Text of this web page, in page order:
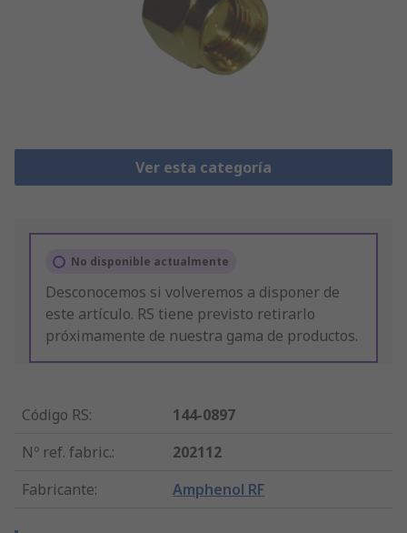
Ver esta categoría
No disponible actualmente
Desconocemos si volveremos a disponer de
este artículo. RS tiene previsto retirarlo
próximamente de nuestra gama de productos.
Código RS:
144-0897
Nº ref. fabric.:
202112
Fabricante: Amphenol RF